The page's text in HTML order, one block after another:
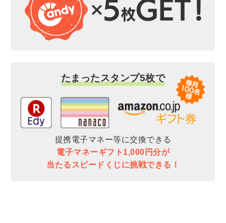
たまったスタンプ5枚で
提携電子マネー等に交換できる
電子マネーギフト1,000円分が
当たるスピードくじに挑戦できる！